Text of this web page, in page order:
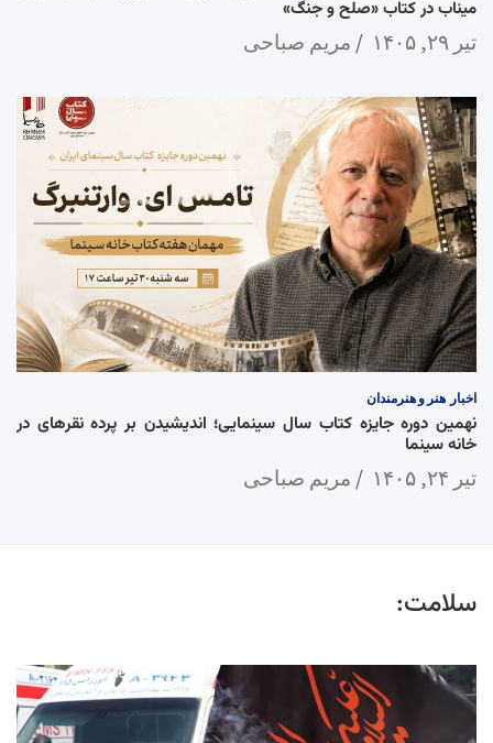
میناب در کتاب «صلح و جنگ»
تیر ۲۹, ۱۴۰۵ مریم صباحی
اخبار هنر و هنرمندان
نهمین دوره جایزه کتاب سال سینمایی؛ اندیشیدن بر پرده نقرهای در
خانه سینما
تیر ۲۴, ۱۴۰۵ مریم صباحی
سلامت: